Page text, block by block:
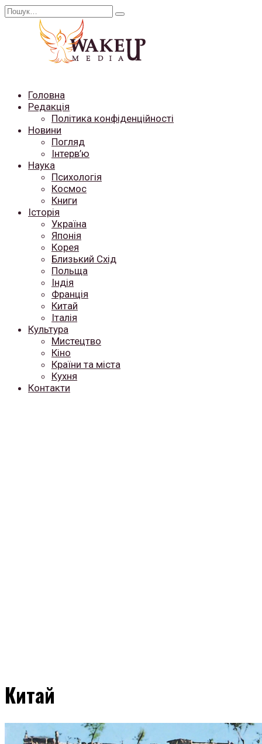
Перейти
Search
Головна
Редакція
Політика конфіденційності
Новини
Погляд
Інтерв’ю
Наука
Психологія
Космос
Книги
Історія
Україна
Японія
Корея
Близький Схід
Польща
Індія
Франція
Китай
Італія
Культура
Мистецтво
Кіно
Країни та міста
Кухня
Контакти
Китай